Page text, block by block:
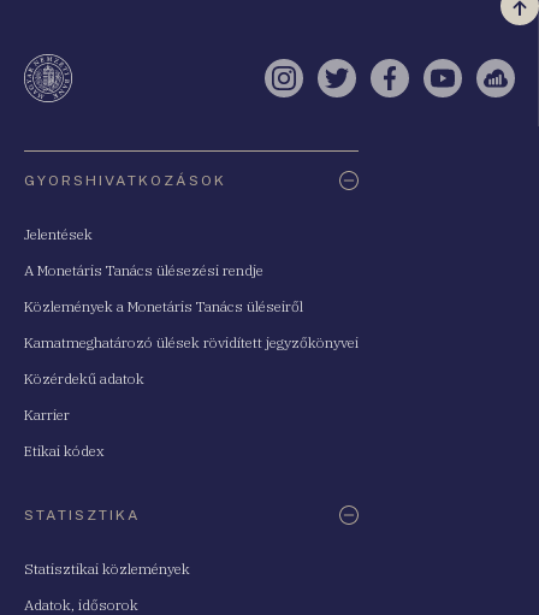
a
Instagram
TwitterFacebook
YouTube
GYORSHIVATKOZÁSOK
Jelentések
A Monetáris Tanács ülésezési rendje
Közlemények a Monetáris Tanács üléseiről
Kamatmeghatározó ülések rövidített jegyzőkönyvei
Közérdekű adatok
Karrier
Etikai kódex
STATISZTIKA
Statisztikai közlemények
Adatok, idősorok